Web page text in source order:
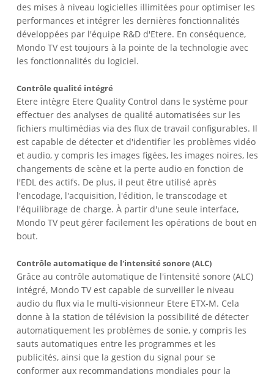
des mises à niveau logicielles illimitées pour optimiser les
performances et intégrer les dernières fonctionnalités
développées par l'équipe R&D d'Etere. En conséquence,
Mondo TV est toujours à la pointe de la technologie avec
les fonctionnalités du logiciel.
Contrôle qualité intégré
Etere intègre Etere Quality Control dans le système pour
effectuer des analyses de qualité automatisées sur les
fichiers multimédias via des flux de travail configurables. Il
est capable de détecter et d'identifier les problèmes vidéo
et audio, y compris les images figées, les images noires, les
changements de scène et la perte audio en fonction de
l'EDL des actifs. De plus, il peut être utilisé après
l'encodage, l'acquisition, l'édition, le transcodage et
l'équilibrage de charge. À partir d'une seule interface,
Mondo TV peut gérer facilement les opérations de bout en
bout.
Contrôle automatique de l'intensité sonore (ALC)
Grâce au contrôle automatique de l'intensité sonore (ALC)
intégré, Mondo TV est capable de surveiller le niveau
audio du flux via le multi-visionneur Etere ETX-M. Cela
donne à la station de télévision la possibilité de détecter
automatiquement les problèmes de sonie, y compris les
sauts automatiques entre les programmes et les
publicités, ainsi que la gestion du signal pour se
conformer aux recommandations mondiales pour la